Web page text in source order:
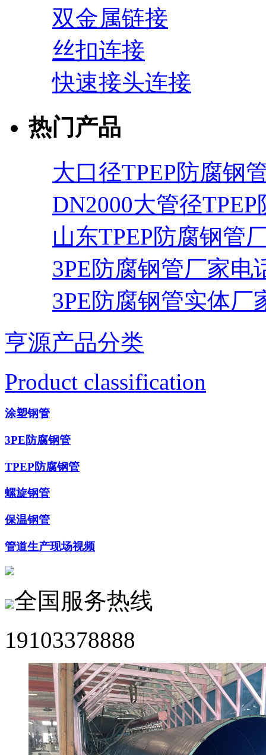
双金属链接
丝扣连接
快速接头连接
热门产品
大口径TPEP防腐钢
DN2000大管径
山东TPEP防腐钢管
3PE防腐钢管厂家电
3PE防腐钢管实体厂
亨源产品分类
Product classification
涂塑钢管
3PE防腐钢管
TPEP防腐钢管
螺旋钢管
保温钢管
管道生产现场视频
全国服务热线
19103378888